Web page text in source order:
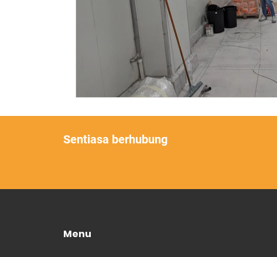
Sentiasa berhubung
Menu